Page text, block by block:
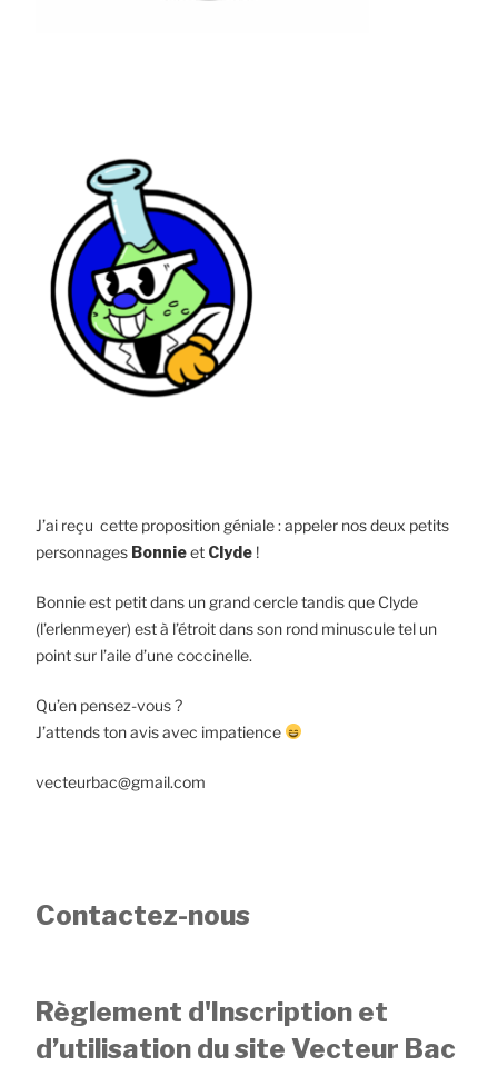
J’ai reçu cette proposition géniale : appeler nos deux petits
personnages Bonnieet Clyde !
Bonnie est petit dans un grand cercle tandis que Clyde
(l’erlenmeyer) est à l’étroit dans son rond minuscule tel un
point sur l’aile d’une coccinelle.
Qu’en pensez-vous ?
J’attends ton avis avec impatience
vecteurbac@gmail.com
Contactez-nous
Règlement d'Inscription et
d’utilisation du site Vecteur Bac